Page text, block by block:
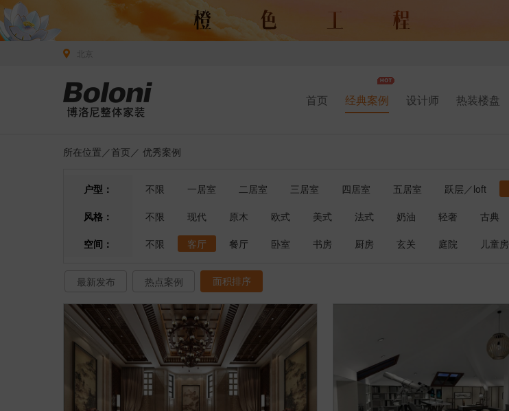
首页 经典案例 设计师 热装楼盘
所在位置／首页 ／ 优秀案例
户型： 不限 一居室 二居室 三居室 四居室 五居室 跃层／loft
风格：
不限 现代 原木 欧式 美式 法式 奶油 轻奢 古典
空间：
不限 客厅 餐厅 卧室 书房 厨房 玄关 庭院 儿童房
最新发布 热点案例 面积排序